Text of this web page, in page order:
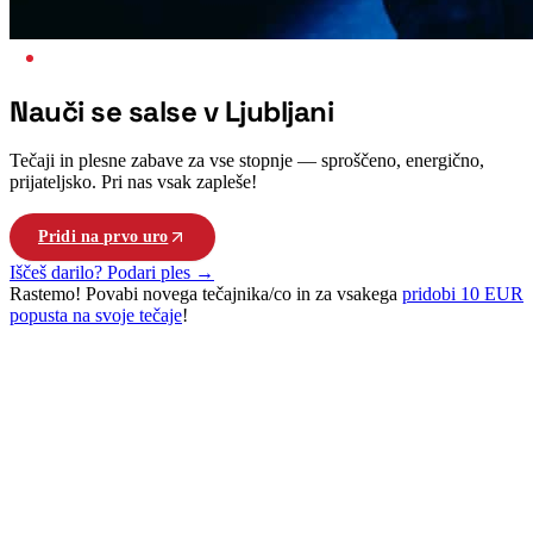
Nauči se salse v Ljubljani
Tečaji in plesne zabave za vse stopnje — sproščeno, energično,
prijateljsko. Pri nas vsak zapleše!
Pridi na prvo uro
Iščeš darilo? Podari ples →
Rastemo! Povabi novega tečajnika/co in za vsakega pridobi 10 EUR
popusta na svoje tečaje!